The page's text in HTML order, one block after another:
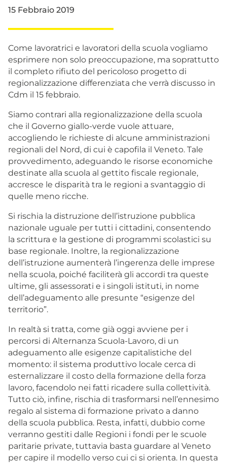
15 Febbraio 2019
Come lavoratrici e lavoratori della scuola vogliamo
esprimere non solo preoccupazione, ma soprattutto
il completo rifiuto del pericoloso progetto di
regionalizzazione differenziata che verrà discusso in
Cdm il 15 febbraio.
Siamo contrari alla regionalizzazione della scuola
che il Governo giallo-verde vuole attuare,
accogliendo le richieste di alcune amministrazioni
regionali del Nord, di cui è capofila il Veneto. Tale
provvedimento, adeguando le risorse economiche
destinate alla scuola al gettito fiscale regionale,
accresce le disparità tra le regioni a svantaggio di
quelle meno ricche.
Si rischia la distruzione dell’istruzione pubblica
nazionale uguale per tutti i cittadini, consentendo
la scrittura e la gestione di programmi scolastici su
base regionale. Inoltre, la regionalizzazione
dell’istruzione aumenterà l’ingerenza delle imprese
nella scuola, poiché faciliterà gli accordi tra queste
ultime, gli assessorati e i singoli istituti, in nome
dell’adeguamento alle presunte “esigenze del
territorio”.
In realtà si tratta, come già oggi avviene per i
percorsi di Alternanza Scuola-Lavoro, di un
adeguamento alle esigenze capitalistiche del
momento: il sistema produttivo locale cerca di
esternalizzare il costo della formazione della forza
lavoro, facendolo nei fatti ricadere sulla collettività.
Tutto ciò, infine, rischia di trasformarsi nell’ennesimo
regalo al sistema di formazione privato a danno
della scuola pubblica. Resta, infatti, dubbio come
verranno gestiti dalle Regioni i fondi per le scuole
paritarie private, tuttavia basta guardare al Veneto
per capire il modello verso cui ci si orienta. In questa